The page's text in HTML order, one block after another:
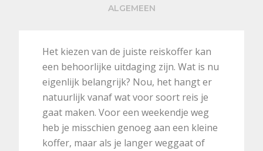
ALGEMEEN
Het kiezen van de juiste reiskoffer kan
een behoorlijke uitdaging zijn. Wat is nu
eigenlijk belangrijk? Nou, het hangt er
natuurlijk vanaf wat voor soort reis je
gaat maken. Voor een weekendje weg
heb je misschien genoeg aan een kleine
koffer, maar als je langer weggaat of